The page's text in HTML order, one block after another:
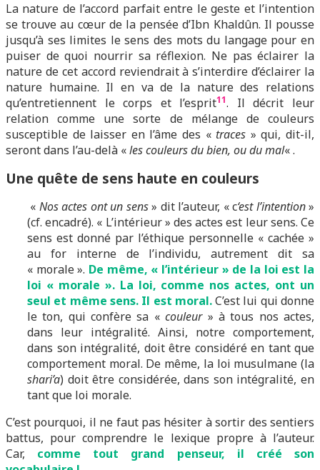
La nature de l’accord parfait entre le geste et l’intention
se trouve au cœur de la pensée d’Ibn Khaldûn. Il pousse
jusqu’à ses limites le sens des mots du langage pour en
puiser de quoi nourrir sa réflexion. Ne pas éclairer la
nature de cet accord reviendrait à s’interdire d’éclairer la
nature humaine. Il en va de la nature des relations
qu’entretiennent le corps et l’esprit11. Il décrit leur
relation comme une sorte de mélange de couleurs
susceptible de laisser en l’âme des « traces » qui, dit-il,
seront dans l’au-delà «les couleurs du bien, ou du mal« .
Une quête de sens haute en couleurs
« Nos actes ont un sens» dit l’auteur, « c‘est l’intention»
(cf. encadré). « L’intérieur » des actes est leur sens. Ce
sens est donné par l’éthique personnelle « cachée »
au for interne de l’individu, autrement dit sa
« morale ». De même, « l’intérieur » de la loi est la
loi « morale ». La loi, comme nos actes, ont un
seul et même sens. Il est moral.C’est lui qui donne
le ton, qui confère sa «couleur» à tous nos actes,
dans leur intégralité. Ainsi, notre comportement,
dans son intégralité, doit être considéré en tant que
comportement moral. De même, la loi musulmane (la
shari’a) doit être considérée, dans son intégralité, en
tant que loi morale.
C’est pourquoi, il ne faut pas hésiter à sortir des sentiers
battus, pour comprendre le lexique propre à l’auteur.
Car, comme tout grand penseur, il créé son